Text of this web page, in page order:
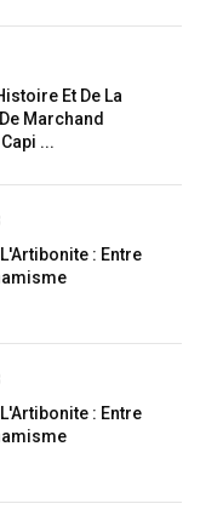
Et De La
Marchand
...
: Entre
: Entre